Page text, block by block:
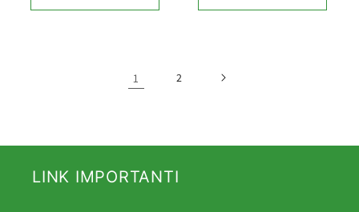
1 2
LINK IMPORTANTI